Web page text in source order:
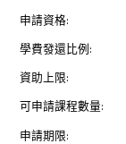
申請資格:
學費發還比例:
資助上限:
可申請課程數量:
申請期限: